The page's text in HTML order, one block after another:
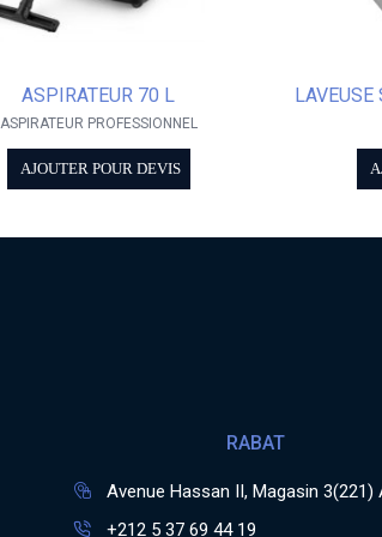
ASPIRATEUR 70 L
ASPIRATEUR PROFESSIONNEL
AJOUTER POUR DEVIS
LAVEUSE
RABAT
Avenue Hassan II, Magasin 3(221)
+212 5 37 69 44 19